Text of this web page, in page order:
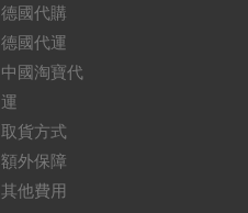
德國代購
德國代運
中國淘寶代
運
取貨方式
額外保障
其他費用